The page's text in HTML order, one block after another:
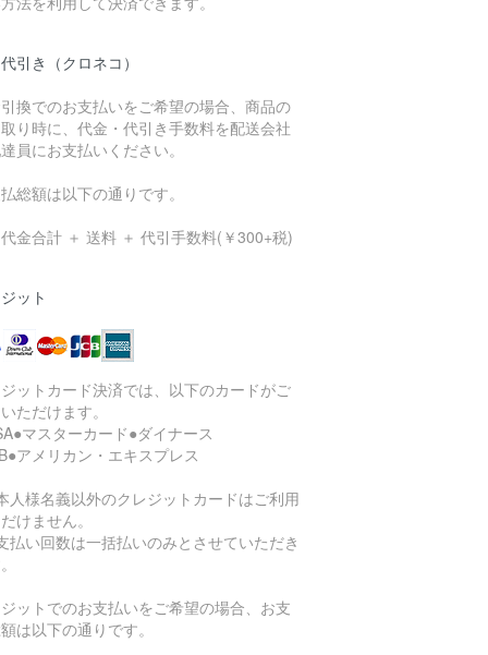
引き（クロネコ）
換でのお支払いをご希望の場合、商品の
り時に、代金・代引き手数料を配送会社
員にお支払いください。
総額は以下の通りです。
金合計 ＋ 送料 ＋ 代引手数料(￥300+税)
ット
ットカード決済では、以下のカードがご
ただけます。
マスターカード●ダイナース
アメリカン・エキスプレス
人様名義以外のクレジットカードはご利用
けません。
払い回数は一括払いのみとさせていただき
ットでのお支払いをご希望の場合、お支
は以下の通りです。